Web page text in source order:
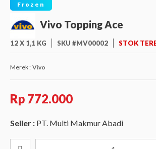
Frozen
Vivo Topping Ace
12 X 1,1 KG SKU #MV00002 STOK
Merek : Vivo
Rp 772.000
Seller : PT. Multi Makmur Abadi